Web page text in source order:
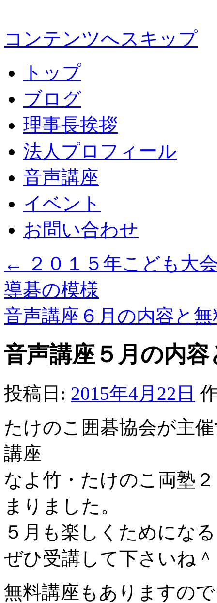
コンテンツへスキップ
トップ
ブログ
理事長挨拶
法人プロフィール
音声講座
イベント
お問い合わせ
←
２０１５年こども大
導碁の模様
音声講座６月の内容と
音声講座５月の内
投稿日: 2015年4月22日
たけのこ囲碁協会が主
講座
なよ竹・たけのこ両塾
まりました。
５月も楽しくためにな
ぜひ受講して下さいね
無料講座もありますの